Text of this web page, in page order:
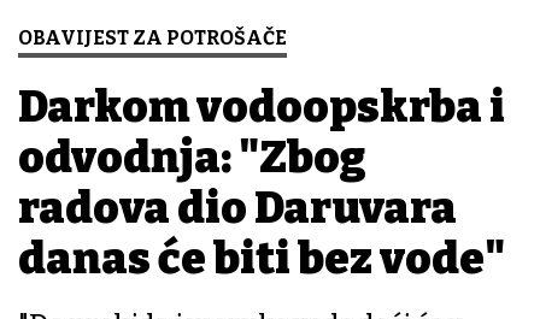
OBAVIJEST ZA POTROŠAČE
Darkom vodoopskrba i
odvodnja: "Zbog
radova dio Daruvara
danas će biti bez vode"